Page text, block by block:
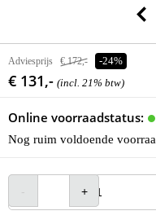
Adviesprijs € 172,- -24%
€ 131,- (incl. 21% btw)
Online voorraadstatus:
Nog ruim voldoende